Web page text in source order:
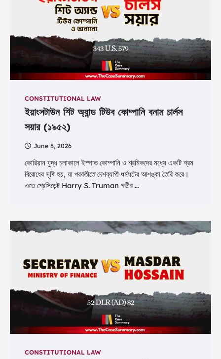
CONSTITUTIONAL LAW
ইয়াংসটাউন শিট অ্যান্ড টিউব কোম্পানি বনাম চার্লস
সয়ার (১৯৫২)
June 5, 2026
কোরিয়ান যুদ্ধ চলাকালে ইস্পাত কোম্পানি ও শ্রমিকদের মধ্যে একটি শ্রম
বিরোধের সৃষ্টি হয়, যা পরবর্তীতে দেশব্যাপী ধর্মঘটের আশঙ্কা তৈরি করে।
এতে প্রেসিডেন্ট Harry S. Truman গভীর …
CONSTITUTIONAL LAW